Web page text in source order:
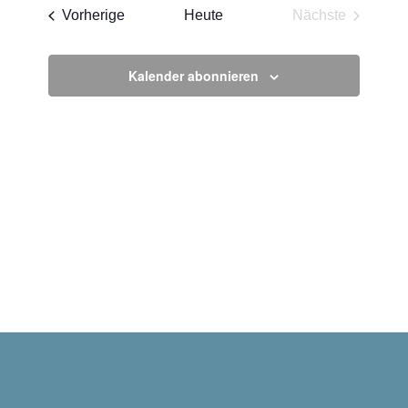
VorherigeVeranstaltungen
Heute
Nächste
Kalender abonnieren